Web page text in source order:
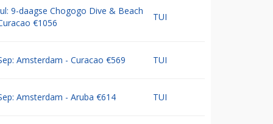
9-daagse Chogogo Dive & Beach
€1056
TUI
Amsterdam - Curacao €569 TUI
Amsterdam - Aruba €614 TUI